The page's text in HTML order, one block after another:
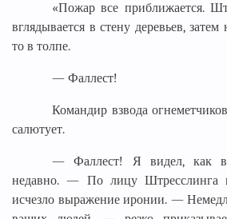
«Пожар все приближается.
вглядывается в стену деревьев, затем
то в толпе.
— Фаллест!
Командир взвода
салютует.
— Фаллест! Я видел, как
недавно. — По лицу Штресслинга
исчезло выражение иронии. —